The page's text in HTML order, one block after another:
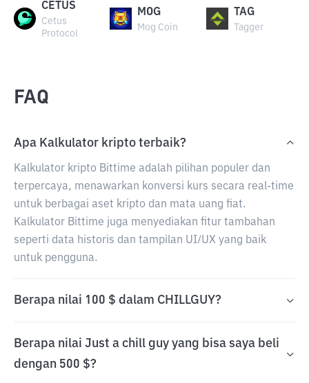
CETUS
Cetus
Protocol
MOG
Mog Coin
TAG
Tagger
FAQ
Apa Kalkulator kripto terbaik?
Kalkulator kripto Bittime adalah pilihan populer dan
terpercaya, menawarkan konversi kurs secara real-time
untuk berbagai aset kripto dan mata uang fiat.
Kalkulator Bittime juga menyediakan fitur tambahan
seperti data historis dan tampilan UI/UX yang baik
untuk pengguna.
Berapa nilai 100 $ dalam CHILLGUY?
Berapa nilai Just a chill guy yang bisa saya beli
dengan 500 $?